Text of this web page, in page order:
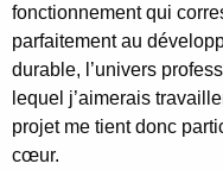
fonctionnement qui
parfaitement au
durable, l’univers
lequel j’aimerais
projet me tient donc
cœur.